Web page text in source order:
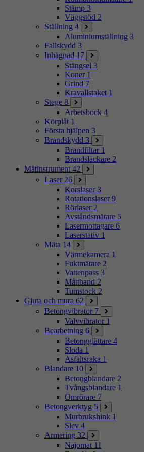
Stämp 3
Väggstöd 2
Ställning 4
Aluminiumställning 3
Fallskydd 3
Inhägnad 17
Stängsel 3
Koner 1
Grind 7
Kravallstaket 1
Stege 8
Arbetsbock 4
Körplåt 1
Första hjälpen 3
Brandskydd 3
Brandfiltar 1
Brandsläckare 2
Mätinstrument 42
Laser 26
Korslaser 3
Rotationslaser 9
Rörlaser 2
Avståndsmätare 5
Lasermottagare 6
Laserstativ 1
Mäta 14
Värmekamera 1
Fuktmätare 2
Vattenpass 3
Måttband 2
Tumstock 2
Gjuta och mura 62
Betongvibrator 7
Valvvibrator 1
Bearbetning 6
Betongglättare 4
Sloda 1
Asfaltsraka 1
Blandare 10
Betongblandare 2
Tvångsblandare 1
Omrörare 7
Betongverktyg 5
Murbrukshink 1
Slev 4
Armering 32
Najomat 11